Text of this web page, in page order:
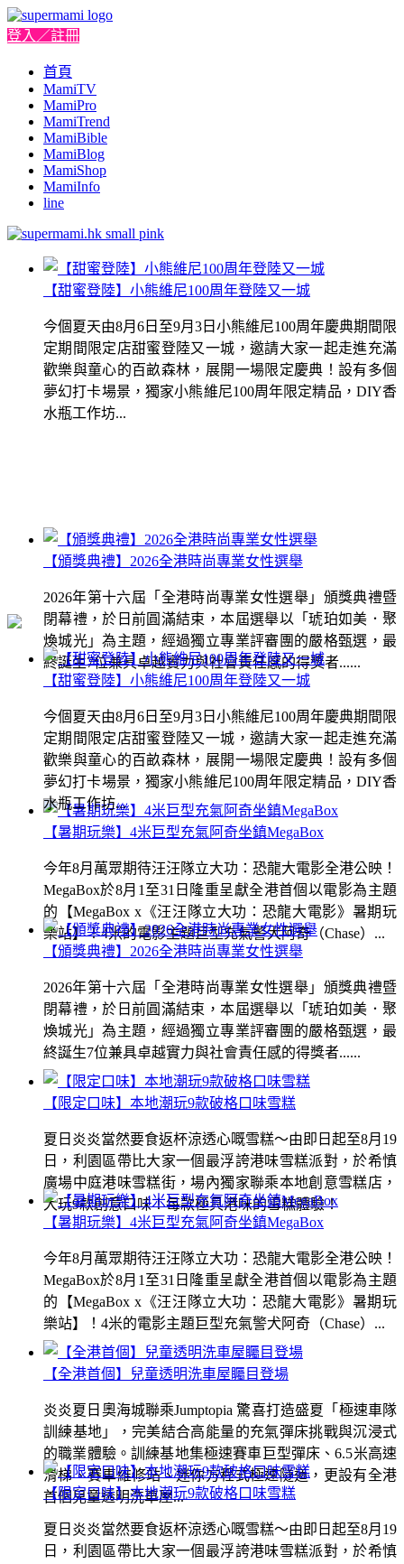
登入／註冊
首頁
MamiTV
MamiPro
MamiTrend
MamiBible
MamiBlog
MamiShop
MamiInfo
line
【甜蜜登陸】小熊維尼100周年登陸又一城
今個夏天由8月6日至9月3日小熊維尼100周年慶典期間限
定期間限定店甜蜜登陸又一城，邀請大家一起走進充滿
歡樂與童心的百畝森林，展開一場限定慶典！設有多個
夢幻打卡場景，獨家小熊維尼100周年限定精品，DIY香
水瓶工作坊...
【頒獎典禮】2026全港時尚專業女性選舉
2026年第十六屆「全港時尚專業女性選舉」頒獎典禮暨
閉幕禮，於日前圓滿結束，本屆選舉以「琥珀如美．聚
煥城光」為主題，經過獨立專業評審團的嚴格甄選，最
終誕生7位兼具卓越實力與社會責任感的得獎者......
【暑期玩樂】4米巨型充氣阿奇坐鎮MegaBox
今年8月萬眾期待汪汪隊立大功：恐龍大電影全港公映！
MegaBox於8月1至31日隆重呈獻全港首個以電影為主題
的【MegaBox x《汪汪隊立大功：恐龍大電影》暑期玩
樂站】！4米的電影主題巨型充氣警犬阿奇（Chase）...
【限定口味】本地潮玩9款破格口味雪糕
夏日炎炎當然要食返杯涼透心嘅雪糕～由即日起至8月19
日，利園區帶比大家一個最浮誇港味雪糕派對，於希慎
廣場中庭港味雪糕街，場內獨家聯乘本地創意雪糕店，
大玩9款創意口味！每款極具港味的雪糕體驗！
【全港首個】兒童透明洗車屋矚目登場
炎炎夏日奧海城聯乘Jumptopia 驚喜打造盛夏「極速車隊
訓練基地」，完美結合高能量的充氣彈床挑戰與沉浸式
的職業體驗。訓練基地集極速賽車巨型彈床、6.5米高速
滑梯、賽車維修站、迷你方程式極速隧道，更設有全港
首個兒童透明洗車屋...
【甜蜜登陸】小熊維尼100周年登陸又一城
今個夏天由8月6日至9月3日小熊維尼100周年慶典期間限
定期間限定店甜蜜登陸又一城，邀請大家一起走進充滿
歡樂與童心的百畝森林，展開一場限定慶典！設有多個
夢幻打卡場景，獨家小熊維尼100周年限定精品，DIY香
水瓶工作坊...
【頒獎典禮】2026全港時尚專業女性選舉
2026年第十六屆「全港時尚專業女性選舉」頒獎典禮暨
閉幕禮，於日前圓滿結束，本屆選舉以「琥珀如美．聚
煥城光」為主題，經過獨立專業評審團的嚴格甄選，最
終誕生7位兼具卓越實力與社會責任感的得獎者......
【暑期玩樂】4米巨型充氣阿奇坐鎮MegaBox
今年8月萬眾期待汪汪隊立大功：恐龍大電影全港公映！
MegaBox於8月1至31日隆重呈獻全港首個以電影為主題
的【MegaBox x《汪汪隊立大功：恐龍大電影》暑期玩
樂站】！4米的電影主題巨型充氣警犬阿奇（Chase）...
【限定口味】本地潮玩9款破格口味雪糕
夏日炎炎當然要食返杯涼透心嘅雪糕～由即日起至8月19
日，利園區帶比大家一個最浮誇港味雪糕派對，於希慎